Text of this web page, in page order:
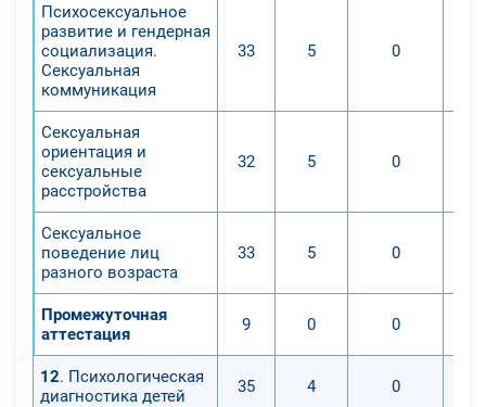
Психосексуальное
развитие и гендерная
социализация.
Сексуальная
коммуникация
33 5 0
Сексуальная
ориентация и
сексуальные
расстройства
32 5 0
Сексуальное
поведение лиц
разного возраста
33 5 0
Промежуточная
аттестация
9 0 0
12. Психологическая
диагностика детей
35 4 0